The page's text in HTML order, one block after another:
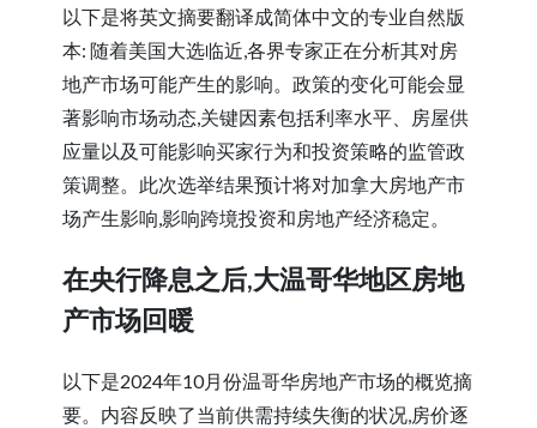
以下是将英文摘要翻译成简体中文的专业自然版
本: 随着美国大选临近,各界专家正在分析其对房
地产市场可能产生的影响。政策的变化可能会显
著影响市场动态,关键因素包括利率水平、房屋供
应量以及可能影响买家行为和投资策略的监管政
策调整。此次选举结果预计将对加拿大房地产市
场产生影响,影响跨境投资和房地产经济稳定。
在央行降息之后,大温哥华地区房地
产市场回暖
以下是2024年10月份温哥华房地产市场的概览摘
要。内容反映了当前供需持续失衡的状况,房价逐